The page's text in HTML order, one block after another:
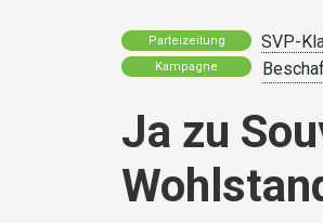
Parteizeitung SVP-
Kampagne
Ja zu